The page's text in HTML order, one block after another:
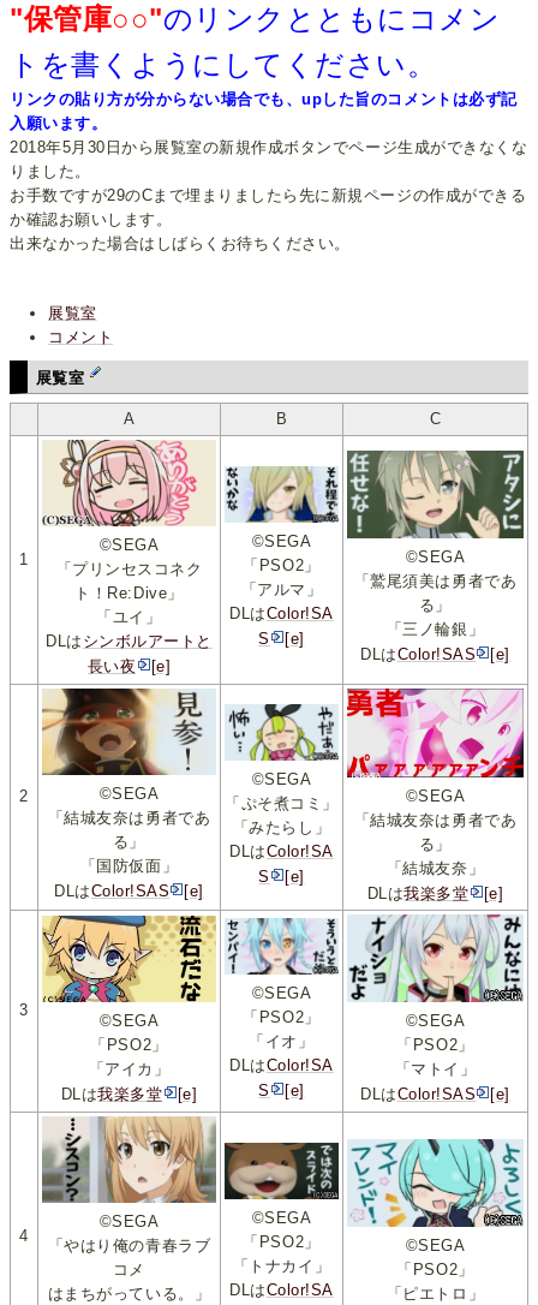
"保管庫○○"のリンクとともにコメン
トを書くようにしてください。
リンクの貼り方が分からない場合でも、upした旨のコメントは必ず記
入願います。
2018年5月30日から展覧室の新規作成ボタンでページ生成ができなくな
りました。
お手数ですが29のCまで埋まりましたら先に新規ページの作成ができる
か確認お願いします。
出来なかった場合はしばらくお待ちください。
展覧室
コメント
展覧室
A B C
1
©SEGA
「プリンセスコネク
ト！Re:Dive」
「ユイ」
DLは シンボルアートと
長い夜
[e]
©SEGA
「PSO2」
「アルマ」
DLはColor!SA
S
[e]
©SEGA
「鷲尾須美は勇者であ
る」
「三ノ輪銀」
DLはColor!SAS [e]
2
©SEGA
「結城友奈は勇者であ
る」
「国防仮面」
DLはColor!SAS [e]
©SEGA
「ぷそ煮コミ」
「みたらし」
DLはColor!SA
S
[e]
©SEGA
「結城友奈は勇者であ
る」
「結城友奈」
DLは我楽多堂 [e]
3
©SEGA
「PSO2」
「アイカ」
DLは我楽多堂 [e]
©SEGA
「PSO2」
「イオ」
DLはColor!SA
S
[e]
©SEGA
「PSO2」
「マトイ」
DLはColor!SAS [e]
4
©SEGA
「やはり俺の青春ラブ
コメ
はまちがっている。」
©SEGA
「PSO2」
「トナカイ」
DLはColor!SA
©SEGA
「PSO2」
「ピエトロ」